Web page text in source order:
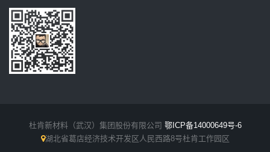
杜肯新材料（武汉）集团股份有限公司 鄂ICP备14000649号-6
湖北省葛店经济技术开发区人民西路8号杜肯工作园区